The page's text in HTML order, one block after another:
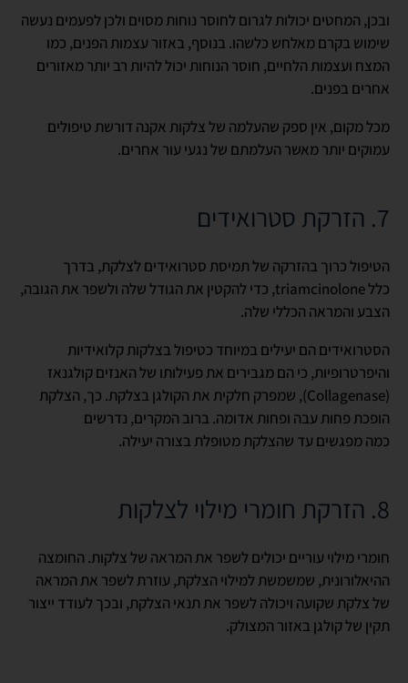
ובכן, המחטים יכולות לגרום לחוסר נוחות מסוים ולכן לפעמים נעשה
שימוש בקרם מאלחש כלשהו. בנוסף, באזור עצמות הפנים, כמו
המצח ועצמות הלחיים, חוסר הנוחות יכול להיות רב יותר מאזורים
אחרים בפנים.
מכל מקום, אין ספק שהעלמה של צלקות אקנה דורשת טיפולים
עמוקים יותר מאשר העלמתם של נגעי עור אחרים.
7. הזרקת סטרואידים
הטיפול כרוך בהזרקה של תמיסת סטרואידים לצלקת, בדרך
כללtriamcinolone, כדי להקטין את הגודל שלה ולשפר את הגובה,
הצבע והמראה הכללי שלה.
הסטרואידים הם יעילים במיוחד כטיפול בצלקות קלואידיות
והיפרטרופיות, כי הם מגבירים את פעילותו של האנזים קולגנאז
(
Collagenase), שמפרק חלקית את הקולגן בצלקת. כך, הצלקת
הופכת פחות עבה ופחות אדומה. ברוב המקרים, נדרשים
כמה מפגשים עד שהצלקת מטופלת בצורה יעילה.
8. הזרקת חומרי מילוי לצלקות
חומרי מילוי עוריים יכולים לשפר את המראה של צלקות. החומצה
ההיאלורונית, שמשמשת למילוי הצלקת, עוזרת לשפר את המראה
של צלקת שקועה ויכולה לשפר את תנאי הצלקת, ובכך לעודד ייצור
תקין של קולגן באזור המצולק.